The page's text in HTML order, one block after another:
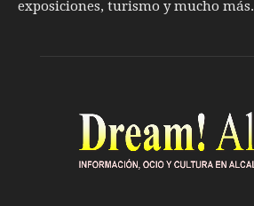
exposiciones, turismo y mucho más.